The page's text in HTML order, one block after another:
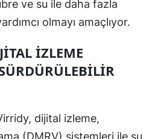
ve su ile daha fazla
olmayı amaçlıyor.
İZLEME
dijital izleme,
(DMRV) sistemleri ile su